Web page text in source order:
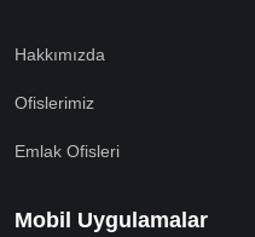
Hakkımızda
Ofislerimiz
Emlak Ofisleri
Mobil Uygulamalar